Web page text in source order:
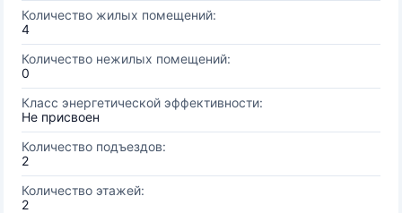
Количество жилых помещений:
4
Количество нежилых помещений:
0
Класс энергетической эффективности:
Не присвоен
Количество подъездов:
2
Количество этажей:
2